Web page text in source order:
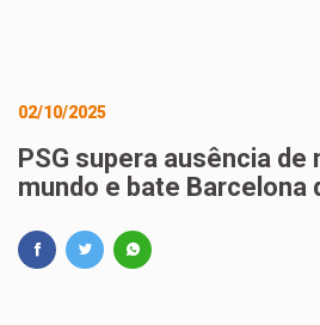
02/10/2025
PSG supera ausência de
mundo e bate Barcelona